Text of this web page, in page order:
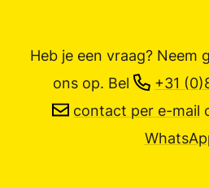
Heb je een vraag? Neem
ons op. Bel +31
contact per e-mail